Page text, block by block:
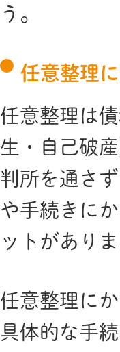
う。
任意整理
任意整理は
生・自己破
判所を通さ
や手続きに
ットがあり
任意整理に
具体的な手